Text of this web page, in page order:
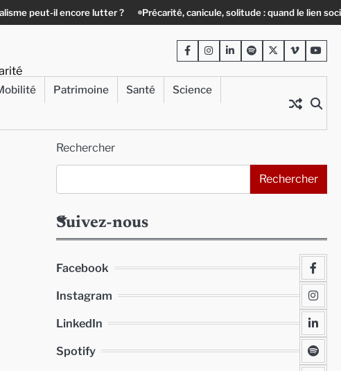
il encore lutter ? Précarité, canicule, solitude : quand le lien social devient
Facebook
Instagram
LinkedInSpotifyTwitterViméo
Patrimoine Santé
Science
Rechercher
Rechercher
Suivez-nous
Facebook
Instagram
LinkedIn
Spotify